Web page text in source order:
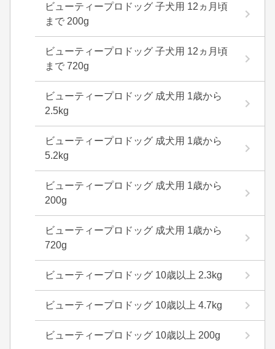
ビューティープロドッグ 子犬用 12ヵ月頃
まで 200g
ビューティープロドッグ 子犬用 12ヵ月頃
まで 720g
ビューティープロドッグ 成犬用 1歳から
2.5kg
ビューティープロドッグ 成犬用 1歳から
5.2kg
ビューティープロドッグ 成犬用 1歳から
200g
ビューティープロドッグ 成犬用 1歳から
720g
ビューティープロドッグ 10歳以上 2.3kg
ビューティープロドッグ 10歳以上 4.7kg
ビューティープロドッグ 10歳以上 200g